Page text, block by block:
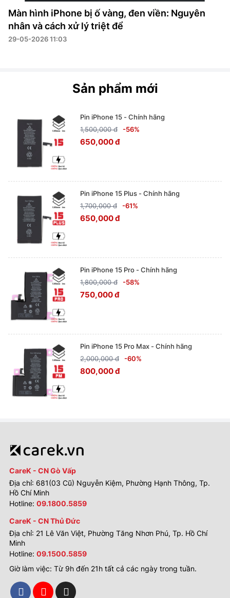
Màn hình iPhone bị ố vàng, đen viền: Nguyên
nhân và cách xử lý triệt để
29-05-2026 11:03
Sản phẩm mới
Pin iPhone 15 - Chính hãng
1,500,000 đ
-56%
650,000 đ
Pin iPhone 15 Plus - Chính hãng
1,700,000 đ
-61%
650,000 đ
Pin iPhone 15 Pro - Chính hãng
1,800,000 đ
-58%
750,000 đ
Pin iPhone 15 Pro Max - Chính hãng
2,000,000 đ
-60%
800,000 đ
CareK - CN Gò Vấp
Địa chỉ: 681(03 Cũ) Nguyễn Kiệm, Phường Hạnh Thông, Tp.
Hồ Chí Minh
Hotline: 09.1800.5859
CareK - CN Thủ Đức
Địa chỉ: 21 Lê Văn Việt, Phường Tăng Nhơn Phú, Tp. Hồ Chí
Minh
Hotline: 09.1500.5859
Giờ làm việc: Từ 9h đến 21h tất cả các ngày trong tuần.